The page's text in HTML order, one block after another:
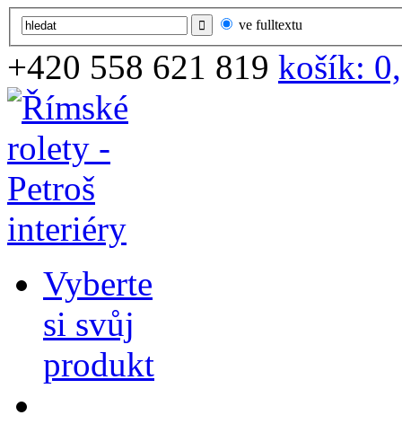
ve fulltextu
+420 558 621 819 košík:
Vyberte
si svůj
produkt